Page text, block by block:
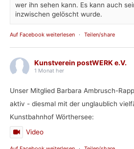
wer ihn sehen kann. Es kann auch
inzwischen gelöscht wurde.
Auf Facebook weiterlesen · Teilen/share
Kunstverein postWERK e.V.
1 Monat her
Unser Mitglied Barbara Ambrusch-
aktiv - diesmal mit der unglaublich
Kunstbahnhof Wörthersee:
Video